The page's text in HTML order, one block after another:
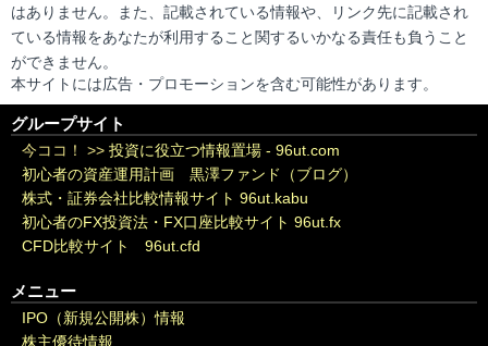
はありません。また、記載されている情報や、リンク先に記載され
ている情報をあなたが利用すること関するいかなる責任も負うこと
ができません。
本サイトには広告・プロモーションを含む可能性があります。
グループサイト
今ココ！ >> 投資に役立つ情報置場 - 96ut.com
初心者の資産運用計画 黒澤ファンド（ブログ）
株式・証券会社比較情報サイト 96ut.kabu
初心者のFX投資法・FX口座比較サイト 96ut.fx
CFD比較サイト 96ut.cfd
メニュー
IPO（新規公開株）情報
株主優待情報